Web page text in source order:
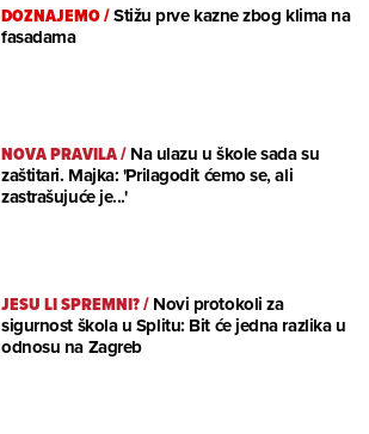
DOZNAJEMO/Stižu prve kazne zbog klima na
fasadama
NOVA PRAVILA/Na ulazu u škole sada su
zaštitari. Majka: 'Prilagodit ćemo se, ali
zastrašujuće je...'
JESU LI SPREMNI?/Novi protokoli za
sigurnost škola u Splitu: Bit će jedna razlika u
odnosu na Zagreb